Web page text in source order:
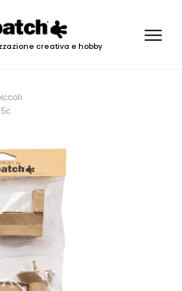
creativa e hobby